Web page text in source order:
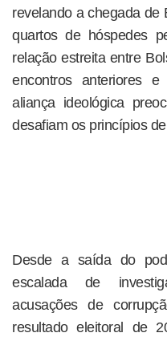
revelando a chegada de
quartos de hóspedes
relação estreita entre
encontros anteriores
aliança ideológica
desafiam os princípios
Desde a saída do
escalada de
acusações de
resultado eleitoral de